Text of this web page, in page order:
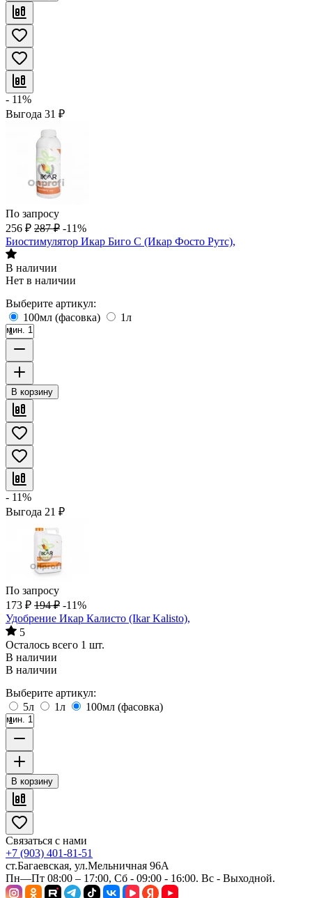
- 11%
Выгода 31 ₽
По запросу
256 ₽ 287 ₽ -11%
Биостимулятор Икар Биго С (Икар Фосто Рутс),
В наличии
Нет в наличии
Выберите артикул:
100мл (фасовка)
1л
мин. 1
В корзину
- 11%
Выгода 21 ₽
По запросу
173 ₽ 194 ₽ -11%
Удобрение Икар Калисто (Ikar Kalisto),
5
Осталось всего 1 шт.
В наличии
В наличии
Выберите артикул:
5л
1л 100мл (фасовка)
мин. 1
В корзину
Связаться с нами
+7 (903) 401-81-51
ст.Багаевская, ул.Мельничная 96А
Пн—Пт 08:00 – 17:00, Сб - 09:00 - 16:00. Вс - Выходной.